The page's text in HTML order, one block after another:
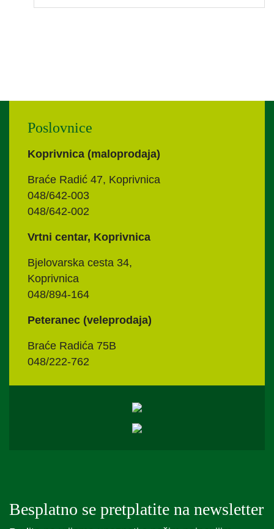
Poslovnice
Koprivnica (maloprodaja)
Braće Radić 47, Koprivnica
048/642-003
048/642-002
Vrtni centar, Koprivnica
Bjelovarska cesta 34,
Koprivnica
048/894-164
Peteranec (veleprodaja)
Braće Radića 75B
048/222-762
Besplatno se pretplatite na newsletter